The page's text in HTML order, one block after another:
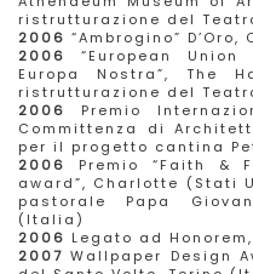
ristrutturazione del
2006 “Ambrogino”
2006“European
Europa Nostra”, The
ristrutturazione del
2006 Premio
Committenza di
per il progetto cantina
2006 Premio “Faith &
award”, Charlotte (Stati
pastorale Papa
(Italia)
2006 Legato ad
2007Wallpaper Design